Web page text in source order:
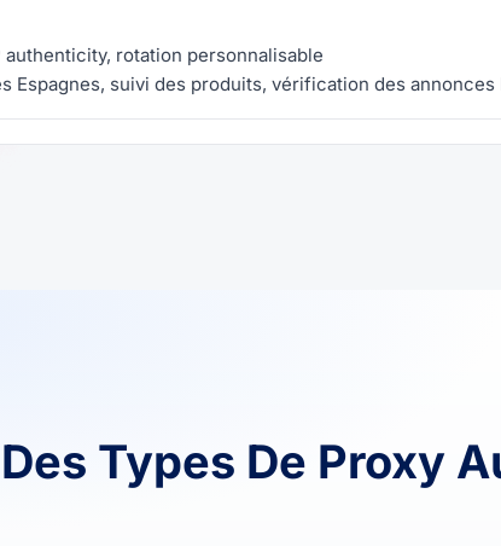
authenticity, rotation personnalisable
Espagnes, suivi des produits, vérification des annonces
Types De Proxy